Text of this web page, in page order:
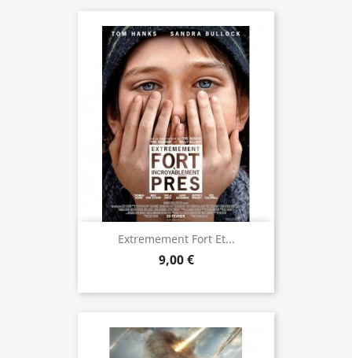
Extremement Fort Et...
9,00 €